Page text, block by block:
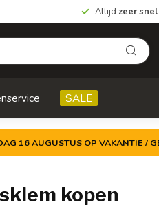
Altijd zeer
SALE
16 AUGUSTUS OP VAKANTIE /
kopen